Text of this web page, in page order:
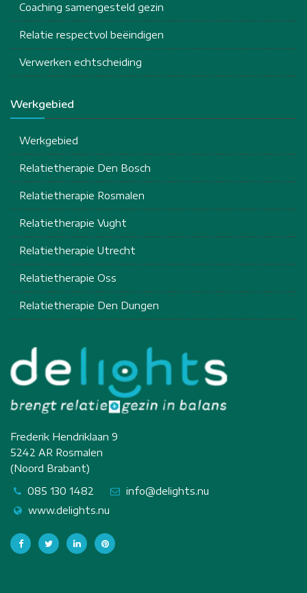
Coaching samengesteld gezin
Relatie respectvol beëindigen
Verwerken echtscheiding
Werkgebied
Werkgebied
Relatietherapie Den Bosch
Relatietherapie Rosmalen
Relatietherapie Vught
Relatietherapie Utrecht
Relatietherapie Oss
Relatietherapie Den Dungen
Frederik Hendriklaan 9
5242 AR Rosmalen
(Noord Brabant)
085 130 1482
info@delights.nu
www.delights.nu